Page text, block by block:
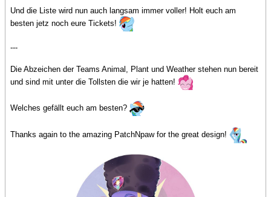
Und die Liste wird nun auch langsam immer voller! Holt euch am
besten jetz noch eure Tickets!
---
Die Abzeichen der Teams Animal, Plant und Weather stehen nun bereit
und sind mit unter die Tollsten die wir je hatten!
Welches gefällt euch am besten?
Thanks again to the amazing PatchNpaw for the great design!